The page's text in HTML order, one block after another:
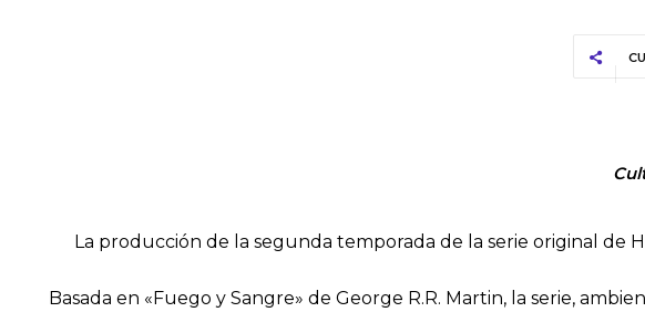
La producción de la segunda temporada de la serie original de
Basada en «Fuego y Sangre» de George R.R. Martin, la serie,